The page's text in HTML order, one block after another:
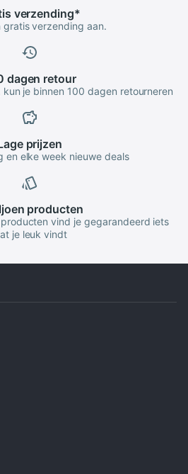
verzending*
gratis verzending aan.
dagen retour
je binnen 100 dagen retourneren
prijzen
en elke week nieuwe deals
producten
vind je gegarandeerd iets
je leuk vindt